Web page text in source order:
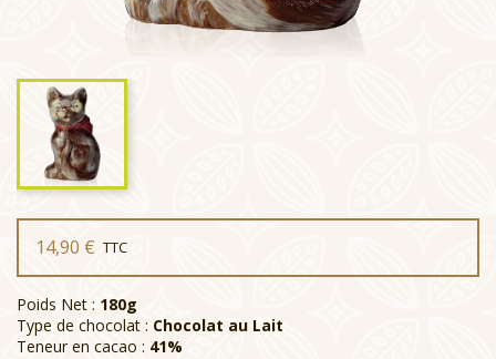
14,90 € TTC
Poids Net : 180g
Type de chocolat : Chocolat au Lait
Teneur en cacao : 41%